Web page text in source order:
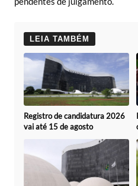
LEIA TAMBÉM
Registro de candidatura 2026
vai até 15 de agosto